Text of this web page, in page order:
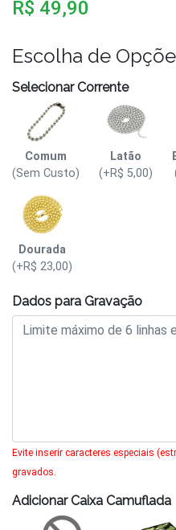
R$ 49,90
Escolha de
Selecionar Corrente
Comum
(Sem Custo)
Latão
(+R$ 5,00)
Dourada
(+R$ 23,00)
Dados para Gravação
Evite inserir caracteres especiais
gravados.
Adicionar Caixa Camuflada